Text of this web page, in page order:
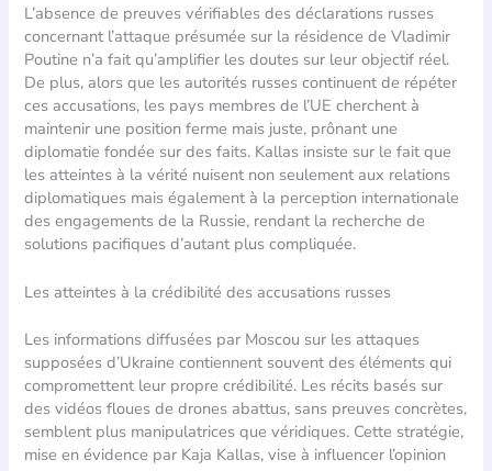
L’absence de preuves vérifiables des déclarations russes
concernant l’attaque présumée sur la résidence de Vladimir
Poutine n’a fait qu’amplifier les doutes sur leur objectif réel.
De plus, alors que les autorités russes continuent de répéter
ces accusations, les pays membres de l’UE cherchent à
maintenir une position ferme mais juste, prônant une
diplomatie fondée sur des faits. Kallas insiste sur le fait que
les atteintes à la vérité nuisent non seulement aux relations
diplomatiques mais également à la perception internationale
des engagements de la Russie, rendant la recherche de
solutions pacifiques d’autant plus compliquée.
Les atteintes à la crédibilité des accusations russes
Les informations diffusées par Moscou sur les attaques
supposées d’Ukraine contiennent souvent des éléments qui
compromettent leur propre crédibilité. Les récits basés sur
des vidéos floues de drones abattus, sans preuves concrètes,
semblent plus manipulatrices que véridiques. Cette stratégie,
mise en évidence par Kaja Kallas, vise à influencer l’opinion